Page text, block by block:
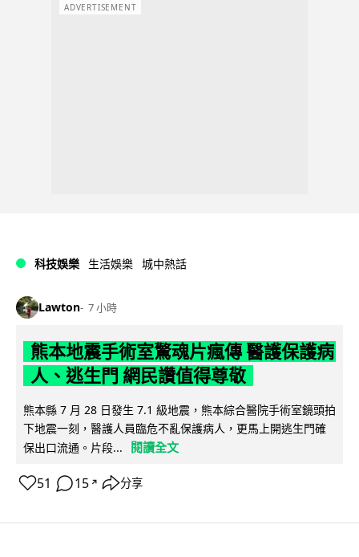
ADVERTISEMENT
科技娛樂 生活娛樂 城中熱話
Lawton 7 小時
熊本地震手術室驚魂片瘋傳 醫護保護病
人、逃生門 網民讚值得尊敬
熊本縣 7 月 28 日發生 7.1 級地震，熊本綜合醫院手術室鏡頭拍
下地震一刻，醫護人員臨危不亂保護病人，更馬上開逃生門確
保出口流通。片段...
閱讀全文
51 15 ↗ 分享